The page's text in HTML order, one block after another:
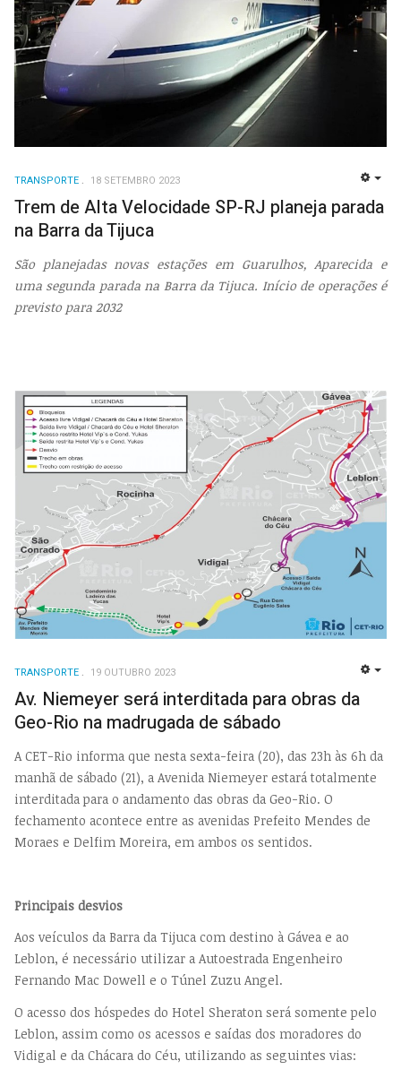
TRANSPORTE 18 SETEMBRO 2023
Trem de Alta Velocidade SP-RJ planeja parada
na Barra da Tijuca
São planejadas novas estações em Guarulhos, Aparecida e
uma segunda parada na Barra da Tijuca. Início de operações é
previsto para 2032
TRANSPORTE 19 OUTUBRO 2023
Av. Niemeyer será interditada para obras da
Geo-Rio na madrugada de sábado
A CET-Rio informa que nesta sexta-feira (20), das 23h às 6h da
manhã de sábado (21), a Avenida Niemeyer estará totalmente
interditada para o andamento das obras da Geo-Rio. O
fechamento acontece entre as avenidas Prefeito Mendes de
Moraes e Delfim Moreira, em ambos os sentidos.
Principais desvios
Aos veículos da Barra da Tijuca com destino à Gávea e ao
Leblon, é necessário utilizar a Autoestrada Engenheiro
Fernando Mac Dowell e o Túnel Zuzu Angel.
O acesso dos hóspedes do Hotel Sheraton será somente pelo
Leblon, assim como os acessos e saídas dos moradores do
Vidigal e da Chácara do Céu, utilizando as seguintes vias: